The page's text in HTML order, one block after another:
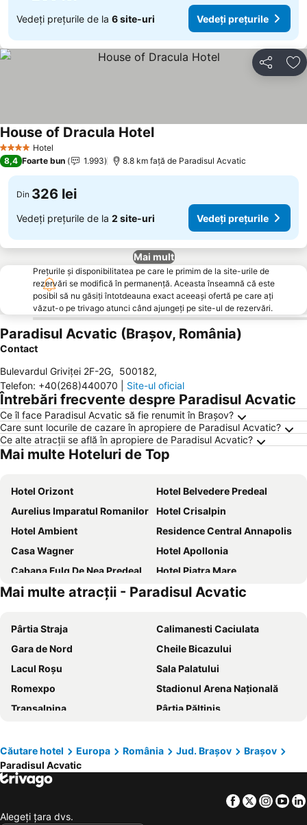
Vedeți prețurile de la 6 site-uri Vedeți prețurile
Distribuiți
4 Stele Hotel
House of Dracula Hotel
8,4 Foarte bun 1.993 8.8 km faţă de Paradisul Acvatic
Din 326 lei
Vedeți prețurile de la 2 site-uri Vedeți prețurile
Mai mult
Prețurile și disponibilitatea pe care le primim de la site-urile de
rezervări se modifică în permanență. Aceasta înseamnă că este
posibil să nu găsiți întotdeauna exact aceeași ofertă pe care ați
văzut-o pe trivago atunci când ajungeți pe site-ul de rezervări.
Paradisul Acvatic (Brașov, România)
Contact
Bulevardul Griviţei 2F-2G, 500182,
Telefon: +40(268)440070 Site-ul oficial
Întrebări frecvente despre Paradisul Acvatic
Ce îl face Paradisul Acvatic să fie renumit în Brașov?
Care sunt locurile de cazare în apropiere de Paradisul Acvatic?
Ce alte atracții se află în apropiere de Paradisul Acvatic?
Mai multe Hoteluri de Top
Hotel Orizont
Hotel Belvedere Predeal
Aurelius Imparatul Romanilor
Hotel Crisalpin
Hotel Ambient
Residence Central Annapolis
Casa Wagner
Hotel Apollonia
Cabana Fulg De Nea Predeal
Hotel Piatra Mare
Hotel Aro Palace
Ambient Pensiune
Safrano Palace
Swissôtel Poiana Brasov (opening February 2024)
Alpin Resort Hotel
C.R.F.M
La Maisonnette
Ezio House
Hotel Carmen
Hotel Ski&Sky
Grand Hotel Belvedere
Kronwell Brasov Hotel
Hotel Ave Lux
Pension Flamingo
Hotel Casa Viorel
Voila Inn Predeal
House of Dracula Hotel
Mai multe atracții - Paradisul Acvatic
Pârtia Straja
Calimanesti Caciulata
Gara de Nord
Cheile Bicazului
Lacul Roșu
Sala Palatului
Romexpo
Stadionul Arena Naţională
Transalpina
Pârtia Păltiniș
Sărata Monteoru
Mănăstirea Nicula
Lacul Vidraru
Salina Târgu Ocna
Domeniul Schiabil Transalpina
Căutare hotel Europa România Jud. Brașov
Brașov
Paradisul Acvatic
Facebook
Twitter
Alegeţi ţara dvs.